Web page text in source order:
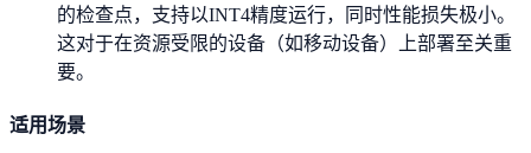
的检查点，支持以INT4精度运行，同时性能损失极小。
这对于在资源受限的设备（如移动设备）上部署至关重
要。
适用场景